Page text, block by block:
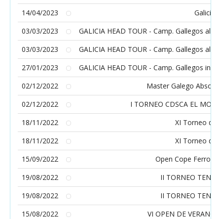
14/04/2023
Galicia
03/03/2023
GALICIA HEAD TOUR - Camp. Gallegos
03/03/2023
GALICIA HEAD TOUR - Camp. Gallegos
27/01/2023
GALICIA HEAD TOUR - Camp. Gallegos
02/12/2022
Master Galego
02/12/2022
I TORNEO CDSCA EL
18/11/2022
XI Torneo de
18/11/2022
XI Torneo de
15/09/2022
Open Cope Ferrol
19/08/2022
II TORNEO TENIS
19/08/2022
II TORNEO TENIS
15/08/2022
VI OPEN DE VERANO